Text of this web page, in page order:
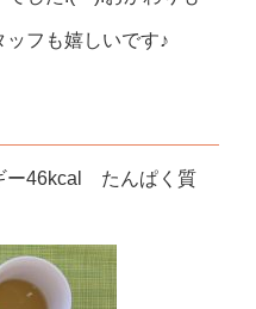
フも嬉しいです♪
ー46kcal たんぱく質